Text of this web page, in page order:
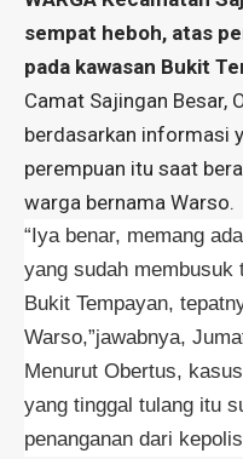
sempat heboh, atas
pada kawasan Bukit
Camat Sajingan Besar,
berdasarkan informasi
perempuan itu saat
warga bernama Warso.
“Iya benar, memang
yang sudah membusuk
Bukit Tempayan,
Warso,”jawabnya,
Menurut Obertus,
yang tinggal tulang itu
penanganan dari